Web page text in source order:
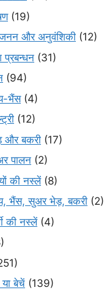
(19)
और अनुवंशिकी (12)
प्रबन्धन (31)
(94)
भैंस(4)
(12)
और बकरी (17)
पालन (2)
की नस्लें(8)
भैंस, सुअर भेड़, बकरी (2)
की नस्लें(4)
बेचें (139)